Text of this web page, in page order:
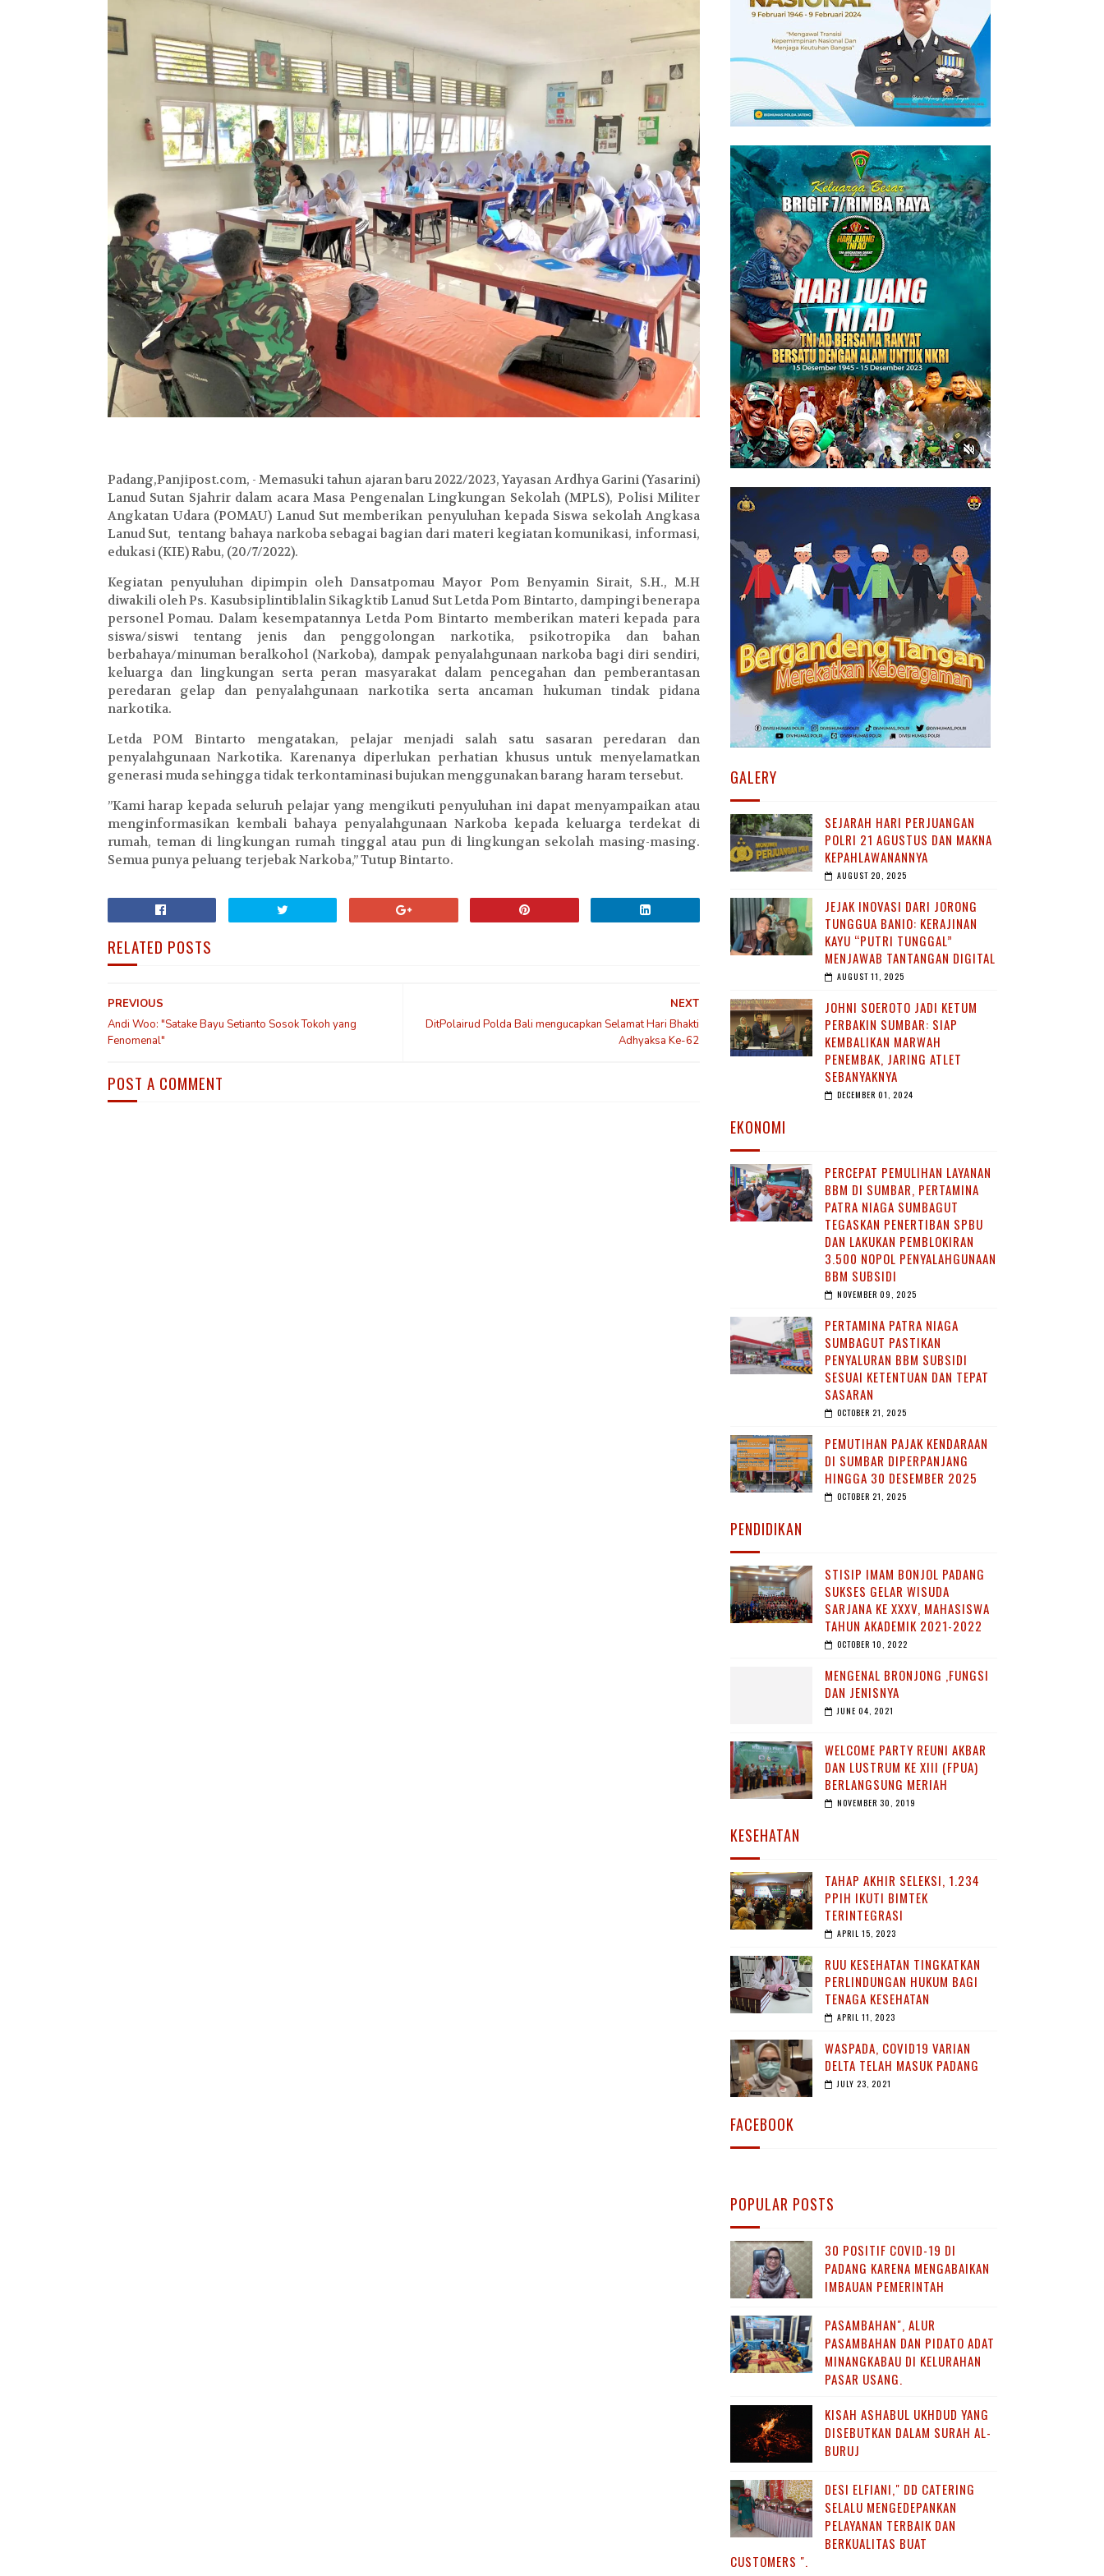
Padang,Panjipost.com, - Memasuki tahun ajaran baru 2022/2023, Yayasan Ardhya Garini (Yasarini)
Lanud Sutan Sjahrir dalam acara Masa Pengenalan Lingkungan Sekolah (MPLS), Polisi Militer
Angkatan Udara (POMAU) Lanud Sut memberikan penyuluhan kepada Siswa sekolah Angkasa
Lanud Sut, tentang bahaya narkoba sebagai bagian dari materi kegiatan komunikasi, informasi,
edukasi (KIE) Rabu, (20/7/2022).
Kegiatan penyuluhan dipimpin oleh Dansatpomau Mayor Pom Benyamin Sirait, S.H., M.H
diwakili oleh Ps. Kasubsiplintiblalin Sikagktib Lanud Sut Letda Pom Bintarto, dampingi benerapa
personel Pomau. Dalam kesempatannya Letda Pom Bintarto memberikan materi kepada para
siswa/siswi tentang jenis dan penggolongan narkotika, psikotropika dan bahan
berbahaya/minuman beralkohol (Narkoba), dampak penyalahgunaan narkoba bagi diri sendiri,
keluarga dan lingkungan serta peran masyarakat dalam pencegahan dan pemberantasan
peredaran gelap dan penyalahgunaan narkotika serta ancaman hukuman tindak pidana
narkotika.
Letda POM Bintarto mengatakan, pelajar menjadi salah satu sasaran peredaran dan
penyalahgunaan Narkotika. Karenanya diperlukan perhatian khusus untuk menyelamatkan
generasi muda sehingga tidak terkontaminasi bujukan menggunakan barang haram tersebut.
”Kami harap kepada seluruh pelajar yang mengikuti penyuluhan ini dapat menyampaikan atau
menginformasikan kembali bahaya penyalahgunaan Narkoba kepada keluarga terdekat di
rumah, teman di lingkungan rumah tinggal atau pun di lingkungan sekolah masing-masing.
Semua punya peluang terjebak Narkoba,” Tutup Bintarto.
RELATED POSTS
NEXT
DitPolairud Polda Bali mengucapkan Selamat Hari Bhakti
Adhyaksa Ke-62
PREVIOUS
Andi Woo: "Satake Bayu Setianto Sosok Tokoh yang
Fenomenal"
POST A COMMENT
GALERY
SEJARAH HARI PERJUANGAN
POLRI 21 AGUSTUS DAN MAKNA
KEPAHLAWANANNYA
AUGUST 20, 2025
JEJAK INOVASI DARI JORONG
TUNGGUA BANIO: KERAJINAN
KAYU “PUTRI TUNGGAL”
MENJAWAB TANTANGAN DIGITAL
AUGUST 11, 2025
JOHNI SOEROTO JADI KETUM
PERBAKIN SUMBAR: SIAP
KEMBALIKAN MARWAH
PENEMBAK, JARING ATLET
SEBANYAKNYA
DECEMBER 01, 2024
EKONOMI
PERCEPAT PEMULIHAN LAYANAN
BBM DI SUMBAR, PERTAMINA
PATRA NIAGA SUMBAGUT
TEGASKAN PENERTIBAN SPBU
DAN LAKUKAN PEMBLOKIRAN
3.500 NOPOL PENYALAHGUNAAN
BBM SUBSIDI
NOVEMBER 09, 2025
PERTAMINA PATRA NIAGA
SUMBAGUT PASTIKAN
PENYALURAN BBM SUBSIDI
SESUAI KETENTUAN DAN TEPAT
SASARAN
OCTOBER 21, 2025
PEMUTIHAN PAJAK KENDARAAN
DI SUMBAR DIPERPANJANG
HINGGA 30 DESEMBER 2025
OCTOBER 21, 2025
PENDIDIKAN
STISIP IMAM BONJOL PADANG
SUKSES GELAR WISUDA
SARJANA KE XXXV, MAHASISWA
TAHUN AKADEMIK 2021-2022
OCTOBER 10, 2022
MENGENAL BRONJONG ,FUNGSI
DAN JENISNYA
JUNE 04, 2021
WELCOME PARTY REUNI AKBAR
DAN LUSTRUM KE XIII (FPUA)
BERLANGSUNG MERIAH
NOVEMBER 30, 2019
KESEHATAN
TAHAP AKHIR SELEKSI, 1.234
PPIH IKUTI BIMTEK
TERINTEGRASI
APRIL 15, 2023
RUU KESEHATAN TINGKATKAN
PERLINDUNGAN HUKUM BAGI
TENAGA KESEHATAN
APRIL 11, 2023
WASPADA, COVID19 VARIAN
DELTA TELAH MASUK PADANG
JULY 23, 2021
FACEBOOK
POPULAR POSTS
30 POSITIF COVID-19 DI
PADANG KARENA MENGABAIKAN
IMBAUAN PEMERINTAH
PASAMBAHAN", ALUR
PASAMBAHAN DAN PIDATO ADAT
MINANGKABAU DI KELURAHAN
PASAR USANG.
KISAH ASHABUL UKHDUD YANG
DISEBUTKAN DALAM SURAH AL-
BURUJ
DESI ELFIANI," DD CATERING
SELALU MENGEDEPANKAN
PELAYANAN TERBAIK DAN
BERKUALITAS BUAT
CUSTOMERS ".